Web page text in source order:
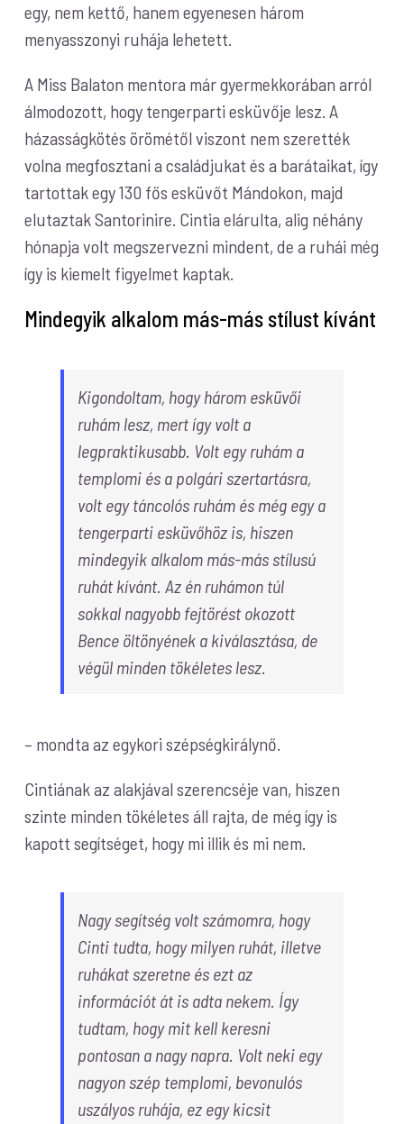
egy, nem kettő, hanem egyenesen három
menyasszonyi ruhája lehetett.
A Miss Balaton mentora már gyermekkorában arról
álmodozott, hogy tengerparti esküvője lesz. A
házasságkötés örömétől viszont nem szerették
volna megfosztani a családjukat és a barátaikat, így
tartottak egy 130 fős esküvőt Mándokon, majd
elutaztak Santorinire. Cintia elárulta, alig néhány
hónapja volt megszervezni mindent, de a ruhái még
így is kiemelt figyelmet kaptak.
Mindegyik alkalom más-más stílust kívánt
Kigondoltam, hogy három esküvői
ruhám lesz, mert így volt a
legpraktikusabb. Volt egy ruhám a
templomi és a polgári szertartásra,
volt egy táncolós ruhám és még egy a
tengerparti esküvőhöz is, hiszen
mindegyik alkalom más-más stílusú
ruhát kívánt. Az én ruhámon túl
sokkal nagyobb fejtörést okozott
Bence öltönyének a kiválasztása, de
végül minden tökéletes lesz.
– mondta az egykori szépségkirálynő.
Cintiának az alakjával szerencséje van, hiszen
szinte minden tökéletes áll rajta, de még így is
kapott segítséget, hogy mi illik és mi nem.
Nagy segítség volt számomra, hogy
Cinti tudta, hogy milyen ruhát, illetve
ruhákat szeretne és ezt az
információt át is adta nekem. Így
tudtam, hogy mit kell keresni
pontosan a nagy napra. Volt neki egy
nagyon szép templomi, bevonulós
uszályos ruhája, ez egy kicsit